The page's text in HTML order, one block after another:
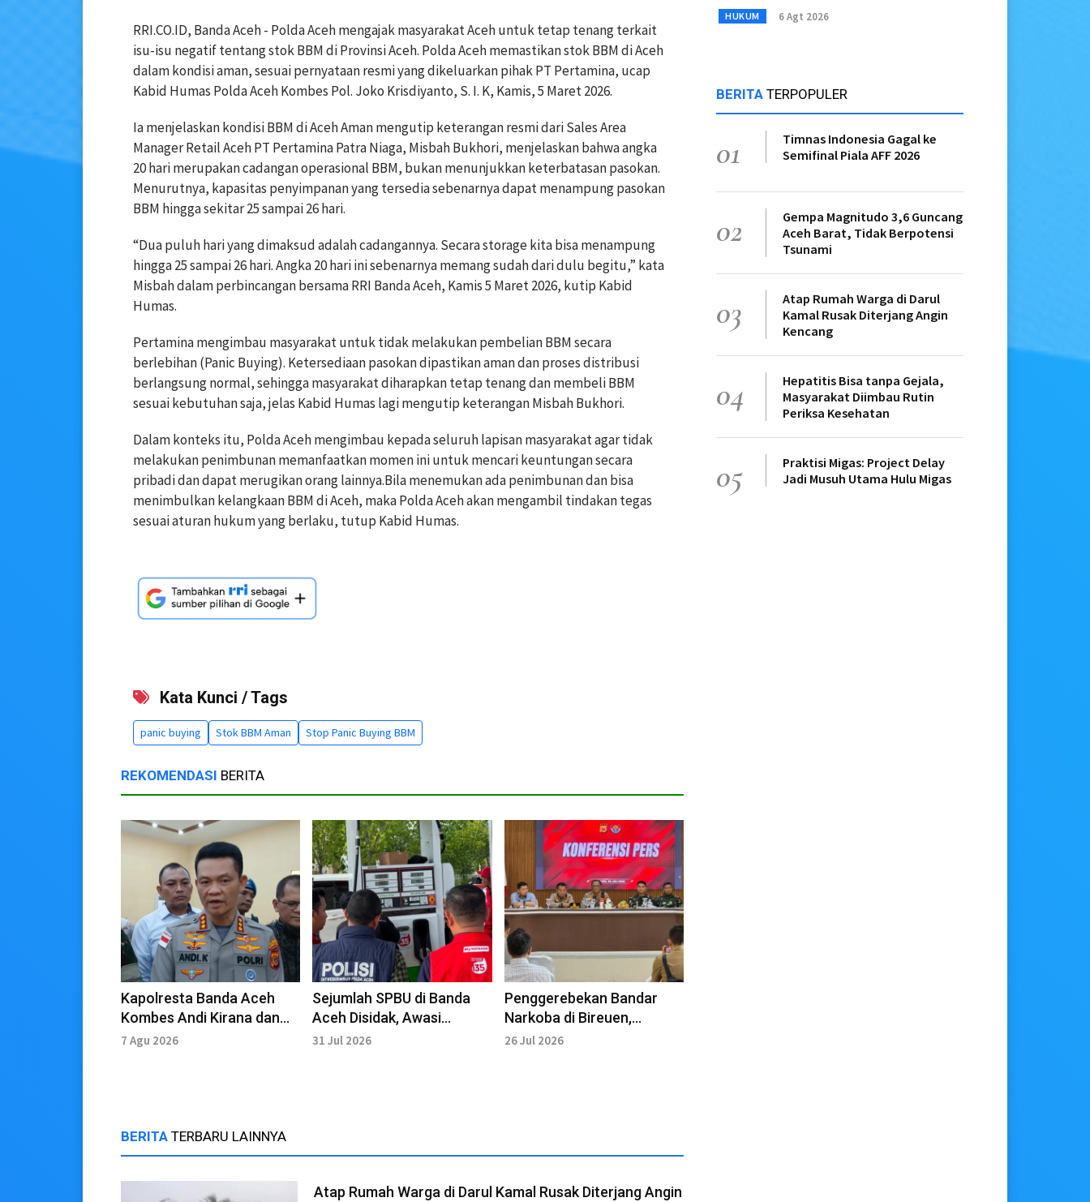
RRI.CO.ID, Banda Aceh - Polda Aceh mengajak masyarakat Aceh untuk tetap tenang terkait
isu-isu negatif tentang stok BBM di Provinsi Aceh. Polda Aceh memastikan stok BBM di Aceh
dalam kondisi aman, sesuai pernyataan resmi yang dikeluarkan pihak PT Pertamina, ucap
Kabid Humas Polda Aceh Kombes Pol. Joko Krisdiyanto, S. I. K, Kamis, 5 Maret 2026.
Ia menjelaskan kondisi BBM di Aceh Aman mengutip keterangan resmi dari Sales Area
Manager Retail Aceh PT Pertamina Patra Niaga, Misbah Bukhori, menjelaskan bahwa angka
20 hari merupakan cadangan operasional BBM, bukan menunjukkan keterbatasan pasokan.
Menurutnya, kapasitas penyimpanan yang tersedia sebenarnya dapat menampung pasokan
BBM hingga sekitar 25 sampai 26 hari.
“Dua puluh hari yang dimaksud adalah cadangannya. Secara storage kita bisa menampung
hingga 25 sampai 26 hari. Angka 20 hari ini sebenarnya memang sudah dari dulu begitu,” kata
Misbah dalam perbincangan bersama RRI Banda Aceh, Kamis 5 Maret 2026, kutip Kabid
Humas.
Pertamina mengimbau masyarakat untuk tidak melakukan pembelian BBM secara
berlebihan (Panic Buying). Ketersediaan pasokan dipastikan aman dan proses distribusi
berlangsung normal, sehingga masyarakat diharapkan tetap tenang dan membeli BBM
sesuai kebutuhan saja, jelas Kabid Humas lagi mengutip keterangan Misbah Bukhori.
Dalam konteks itu, Polda Aceh mengimbau kepada seluruh lapisan masyarakat agar tidak
melakukan penimbunan memanfaatkan momen ini untuk mencari keuntungan secara
pribadi dan dapat merugikan orang lainnya.Bila menemukan ada penimbunan dan bisa
menimbulkan kelangkaan BBM di Aceh, maka Polda Aceh akan mengambil tindakan tegas
sesuai aturan hukum yang berlaku, tutup Kabid Humas.
Kata Kunci / Tags
panic buying Stok BBM Aman Stop Panic Buying BBM
REKOMENDASI BERITA
Kapolresta Banda Aceh
Kombes Andi Kirana dan
Kasat Narkoba Dipersiksa
7 Agu 2026
Sejumlah SPBU di Banda
Aceh Disidak, Awasi
Penyalahgunaan BBM
31 Jul 2026
Penggerebekan Bandar
Narkoba di Bireuen,
Anggota TNI Meninggal
26 Jul 2026
BERITA TERBARU LAINNYA
Atap Rumah Warga di Darul Kamal Rusak Diterjang Angin
HUKUM 6 Agt 2026
BERITA TERPOPULER
01
Timnas Indonesia Gagal ke
Semifinal Piala AFF 2026
02
Gempa Magnitudo 3,6 Guncang
Aceh Barat, Tidak Berpotensi
Tsunami
03
Atap Rumah Warga di Darul
Kamal Rusak Diterjang Angin
Kencang
04
Hepatitis Bisa tanpa Gejala,
Masyarakat Diimbau Rutin
Periksa Kesehatan
05
Praktisi Migas: Project Delay
Jadi Musuh Utama Hulu Migas